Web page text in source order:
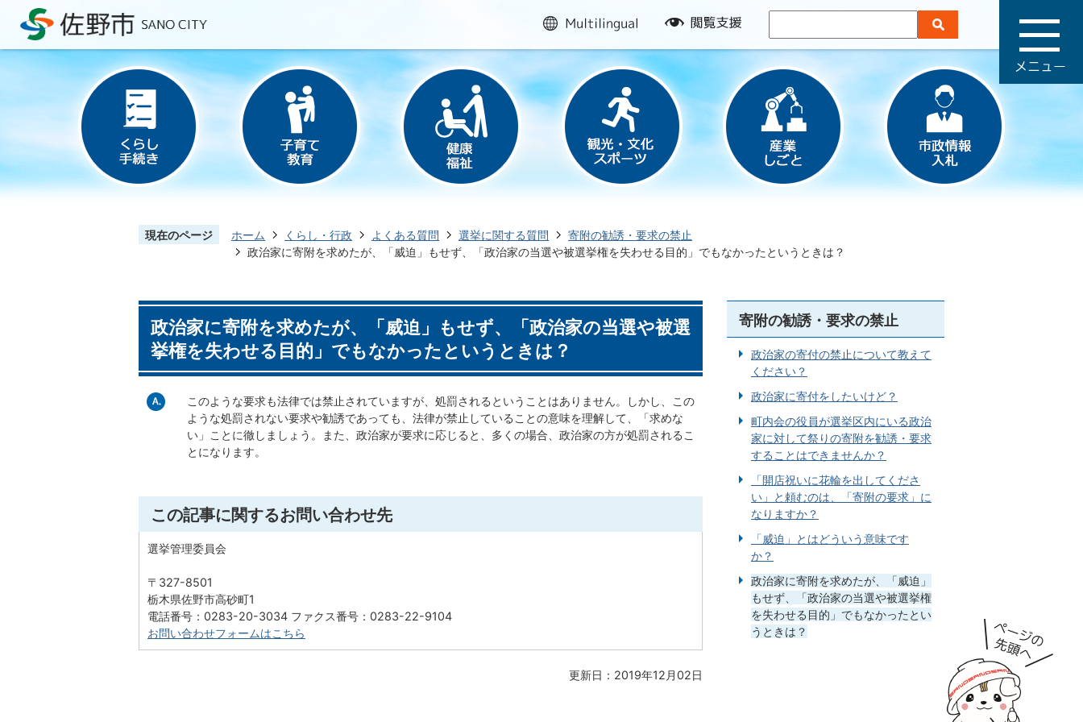
multilingual
閲
援
現在のページ ホーム くらし・行政 よくある質問 選挙に関する質問
寄附の勧誘・要求の禁止
政治家に寄附を求めたが、「威迫」もせず、「政治家の当選や被選挙権を失わせる目的」でもなかったというときは？
政治家に寄附を求めたが、「威迫」もせず、「政治家の当選や被選
挙権を失わせる目的」でもなかったというときは？
このような要求も法律では禁止されていますが、処罰されるということはありません。しかし、この
ような処罰されない要求や勧誘であっても、法律が禁止していることの意味を理解して、「求めな
い」ことに徹しましょう。また、政治家が要求に応じると、多くの場合、政治家の方が処罰されるこ
とになります。
この記事に関するお問い合わせ先
選挙管理委員会
〒327-8501
栃木県佐野市高砂町1
電話番号：0283-20-3034 ファクス番号：0283-22-9104
お問い合わせフォームはこちら
更新日：2019年12月02日
寄附の勧誘・要求の禁止
政治家の寄付の禁止について教えて
ください？
政治家に寄付をしたいけど？
町内会の役員が選挙区内にいる政治
家に対して祭りの寄附を勧誘・要求
することはできませんか？
「開店祝いに花輪を出してくださ
い」と頼むのは、「寄附の要求」に
なりますか？
「威迫」とはどういう意味です
か？
政治家に寄附を求めたが、「威迫」
もせず、「政治家の当選や被選挙権
を失わせる目的」でもなかったとい
うときは？